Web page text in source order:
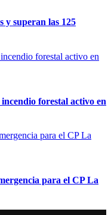
y superan las 125
forestal activo en
para el CP La